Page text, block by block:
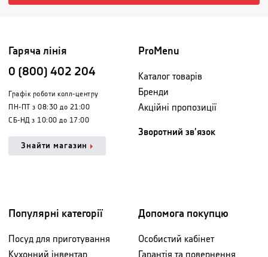
Гаряча лінія
0 (800) 402 204
Графік роботи колл-центру
ПН-ПТ з 08:30 до 21:00
СБ-НД з 10:00 до 17:00
Знайти магазин
ProMenu
Каталог товарів
Бренди
Акційні пропозиції
Зворотний зв'язок
Популярні категорії
Посуд для приготування
Кухонний інвентар
Допомога покупцю
Особистий кабінет
Гарантія та повернення